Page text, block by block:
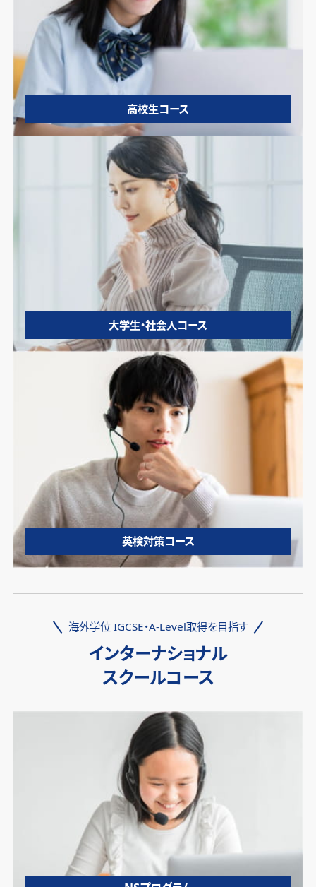
高校生コース
大学生・社会人コース
英検対策コース
海外学位 IGCSE・A-Level取得を目指す
インターナショナル
スクールコース